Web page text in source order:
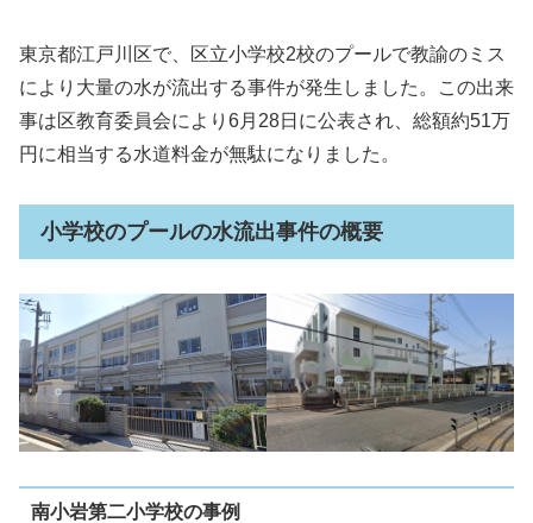
東京都江戸川区で、区立小学校2校のプールで教諭のミス
により大量の水が流出する事件が発生しました。この出来
事は区教育委員会により6月28日に公表され、総額約51万
円に相当する水道料金が無駄になりました。
小学校のプールの水流出事件の概要
南小岩第二小学校の事例